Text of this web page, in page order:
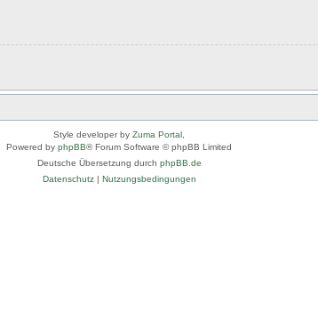
Style developer by Zuma Portal
Powered by phpBB® Forum Software © phpBB Limited
Deutsche Übersetzung durch phpBB.de
Datenschutz| Nutzungsbedingungen